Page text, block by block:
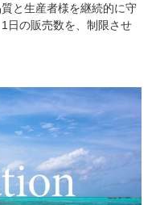
と生産者様を継続的に守
日の販売数を、制限させ